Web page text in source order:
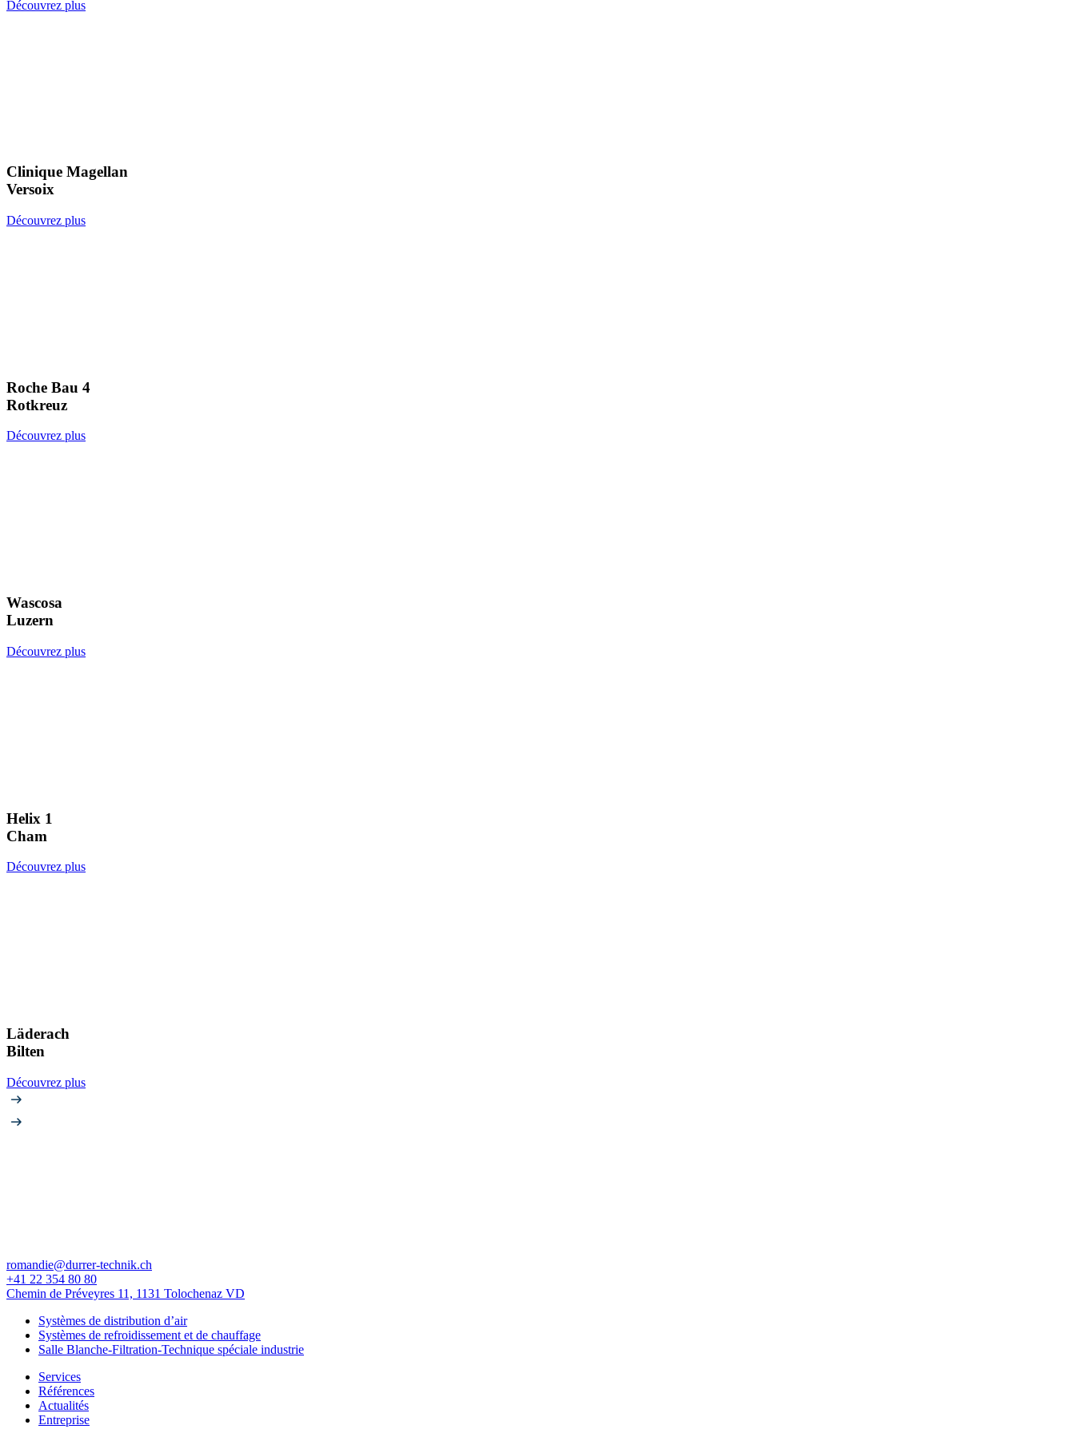
Découvrez plus
Clinique Magellan
Versoix
Découvrez plus
Roche Bau 4
Rotkreuz
Découvrez plus
Wascosa
Luzern
Découvrez plus
Helix 1
Cham
Découvrez plus
Läderach
Bilten
Découvrez plus
romandie@durrer-technik.ch
+41 22 354 80 80
Chemin de Préveyres 11, 1131 Tolochenaz VD
Systèmes de distribution d’air
Systèmes de refroidissement et de chauffage
Salle Blanche-Filtration-Technique spéciale industrie
Services
Références
Actualités
Entreprise